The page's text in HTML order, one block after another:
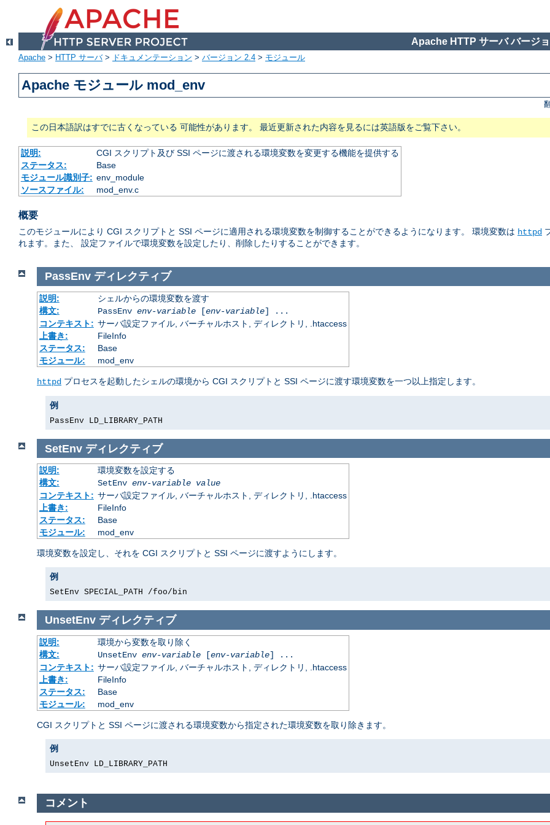
Apache HTTP サーバ バージ
Apache > HTTP サーバ> ドキュメンテーション > バージョン 2.4 > モジュール
Apache モジュール mod_env
この日本語訳はすでに古くなっている 可能性があります。 最近更新された内容を見るには英語版をご覧下さい。
説明:
CGI スクリプト及び SSI ページに渡される環境変数を変更する機能を提供する
ステータス:
Base
モジュール識別子: env_module
ソースファイル:
mod_env.c
概要
このモジュールにより CGI スクリプトと SSI ページに適用される環境変数を制御することができるようになります。 環境変数は httpd
れます。また、 設定ファイルで環境変数を設定したり、削除したりすることができます。
PassEnv ディレクティブ
説明:
シェルからの環境変数を渡す
構文:
PassEnv env-variable[env-variable] ...
コンテキスト: サーバ設定ファイル, バーチャルホスト, ディレクトリ, .htaccess
上書き:
FileInfo
ステータス:
Base
モジュール:
mod_env
httpd プロセスを起動したシェルの環境から CGI スクリプトと SSI ページに渡す環境変数を一つ以上指定します。
例
PassEnv LD_LIBRARY_PATH
SetEnv ディレクティブ
説明:
環境変数を設定する
構文:
SetEnv env-variable value
コンテキスト: サーバ設定ファイル, バーチャルホスト, ディレクトリ, .htaccess
上書き:
FileInfo
ステータス:
Base
モジュール:
mod_env
環境変数を設定し、それを CGI スクリプトと SSI ページに渡すようにします。
例
SetEnv SPECIAL_PATH /foo/bin
UnsetEnv ディレクティブ
説明:
環境から変数を取り除く
構文:
UnsetEnv env-variable[env-variable] ...
コンテキスト: サーバ設定ファイル, バーチャルホスト, ディレクトリ, .htaccess
上書き:
FileInfo
ステータス:
Base
モジュール:
mod_env
CGI スクリプトと SSI ページに渡される環境変数から指定された環境変数を取り除きます。
例
UnsetEnv LD_LIBRARY_PATH
コメント